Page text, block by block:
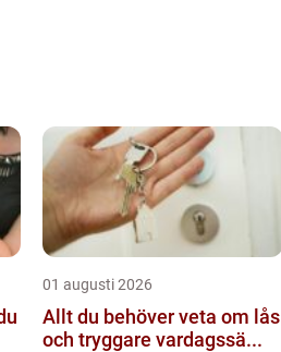
01 augusti 2026
Allt du behöver veta om lås
och tryggare vardagssä...